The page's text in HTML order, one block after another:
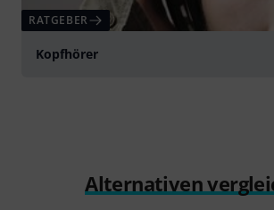
RATGEBER
Kopfhörer
Alternativen